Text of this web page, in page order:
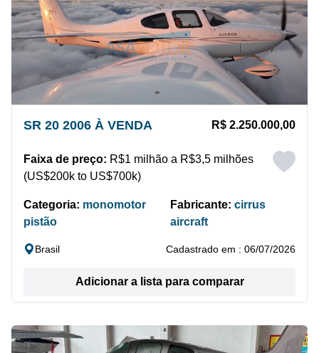
SR 20 2006 À VENDA R$ 2.250.000,00
Faixa de preço: R$1 milhão a R$3,5 milhões
(US$200k to US$700k)
Categoria: monomotor
pistão
Fabricante: cirrus
aircraft
Brasil Cadastrado em : 06/07/2026
Adicionar a lista para comparar